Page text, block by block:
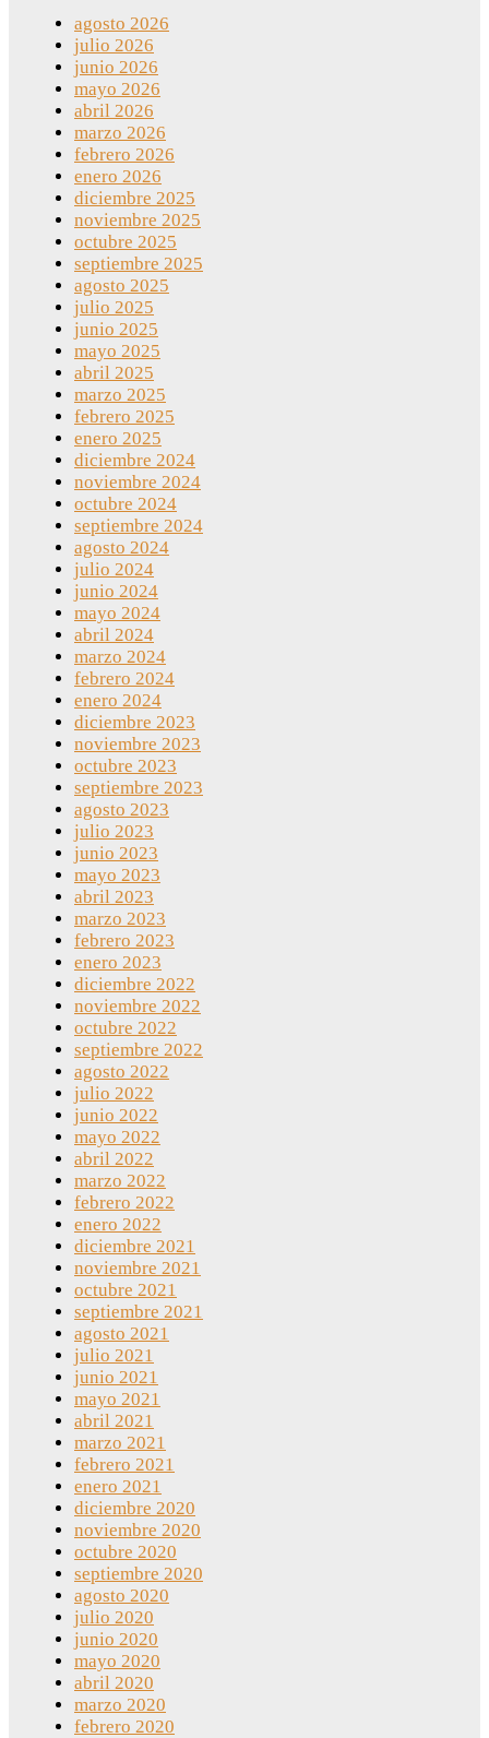
agosto 2026
julio 2026
junio 2026
mayo 2026
abril 2026
marzo 2026
febrero 2026
enero 2026
diciembre 2025
noviembre 2025
octubre 2025
septiembre 2025
agosto 2025
julio 2025
junio 2025
mayo 2025
abril 2025
marzo 2025
febrero 2025
enero 2025
diciembre 2024
noviembre 2024
octubre 2024
septiembre 2024
agosto 2024
julio 2024
junio 2024
mayo 2024
abril 2024
marzo 2024
febrero 2024
enero 2024
diciembre 2023
noviembre 2023
octubre 2023
septiembre 2023
agosto 2023
julio 2023
junio 2023
mayo 2023
abril 2023
marzo 2023
febrero 2023
enero 2023
diciembre 2022
noviembre 2022
octubre 2022
septiembre 2022
agosto 2022
julio 2022
junio 2022
mayo 2022
abril 2022
marzo 2022
febrero 2022
enero 2022
diciembre 2021
noviembre 2021
octubre 2021
septiembre 2021
agosto 2021
julio 2021
junio 2021
mayo 2021
abril 2021
marzo 2021
febrero 2021
enero 2021
diciembre 2020
noviembre 2020
octubre 2020
septiembre 2020
agosto 2020
julio 2020
junio 2020
mayo 2020
abril 2020
marzo 2020
febrero 2020